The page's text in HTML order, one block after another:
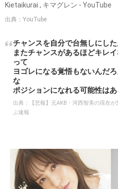
Kietaikurai , キマグレン - YouTube
出典：YouTube
チャンスを自分で台無しにした
またチャンスがあるほどキレ
って
ヨゴレになる覚悟もないんだ
な
ポジションになれる可能性はあ
出典：
【悲報】元AKB・河西智美の現在
ぷ速報